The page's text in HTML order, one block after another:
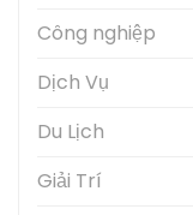
Công nghiệp
Dịch Vụ
Du Lịch
Giải Trí